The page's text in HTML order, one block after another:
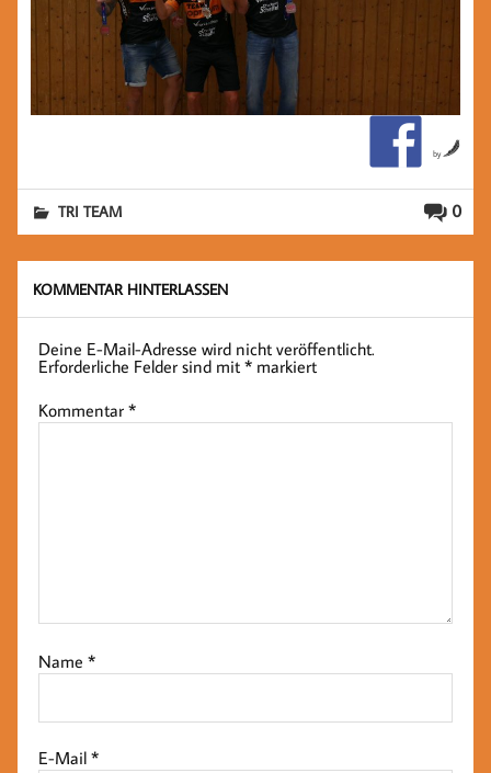
by
0
TRI TEAM
KOMMENTAR HINTERLASSEN
Deine E-Mail-Adresse wird nicht veröffentlicht.
Erforderliche Felder sind mit* markiert
Kommentar*
Name*
E-Mail*